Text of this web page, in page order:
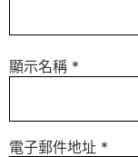
顯示名稱 *
電子郵件地址 *